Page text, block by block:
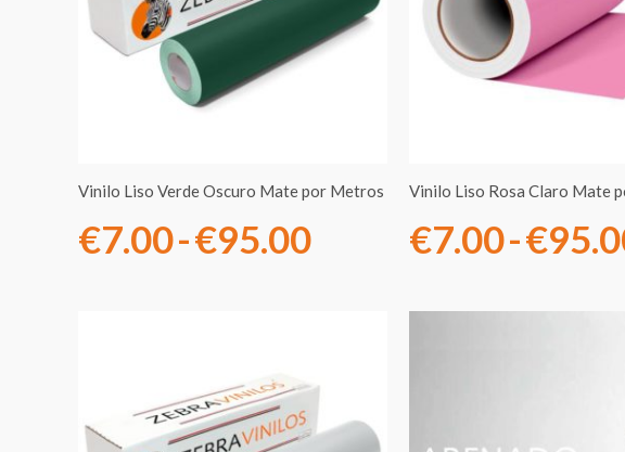
Vinilo Liso Verde Oscuro Mate por Metros
€7.00-€95.00
desde
Vinilo Liso Rosa Claro Mate
€7.00-€
de
precios: